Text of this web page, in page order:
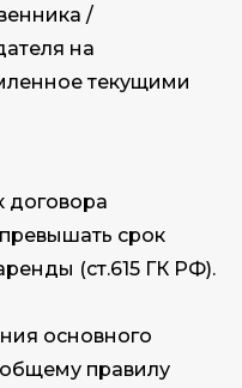
/
на
текущими
договора
срок
(ст.615 ГК РФ).
основного
правилу